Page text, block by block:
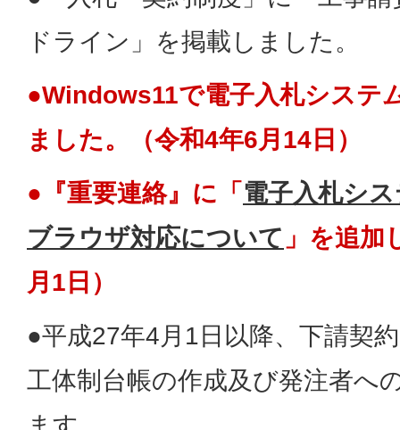
ドライン」を掲載しました。
●Windows11で電子入札システ
ました。（令和4年6月14日）
●『重要連絡』に「 電子入札シ
ブラウザ対応について 」を追加
月1日）
●平成27年4月1日以降、下請契
工体制台帳の作成及び発注者へ